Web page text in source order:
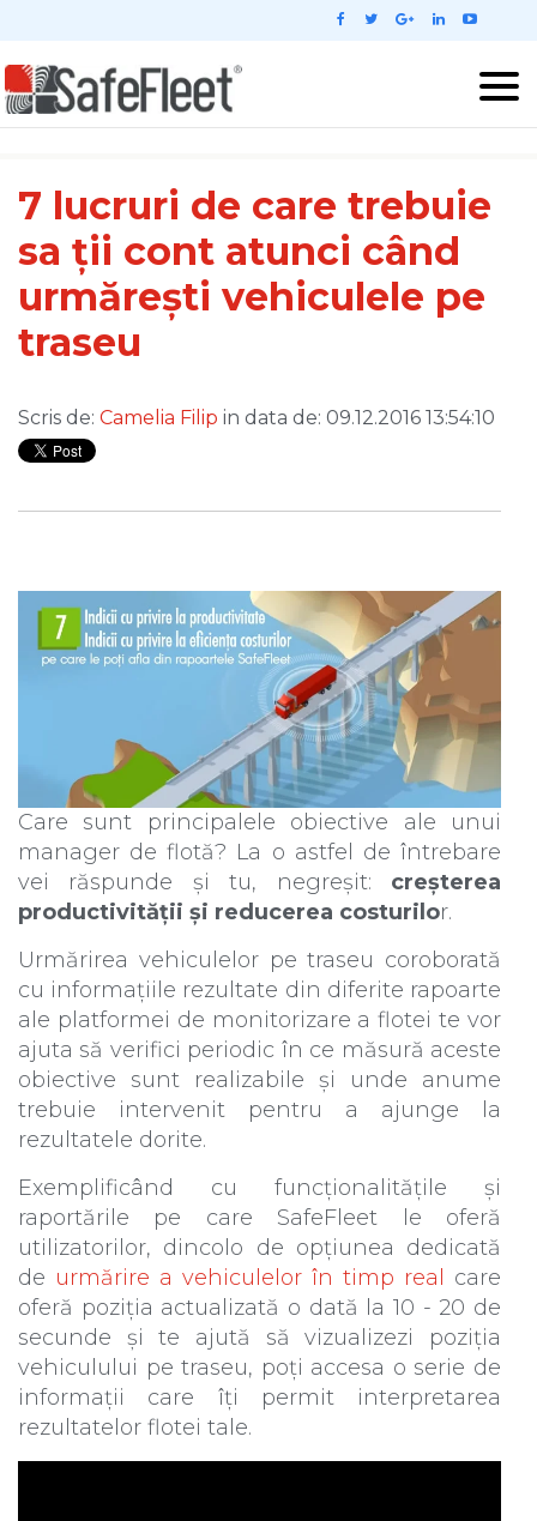
7 lucruri de care trebuie
sa ții cont atunci când
urmărești vehiculele pe
traseu
Scris de: Camelia Filip in data de: 09.12.2016 13:54:10
Care sunt principalele obiective ale unui
manager de flotă? La o astfel de întrebare
vei răspunde și tu, negreșit: creșterea
productivității și reducerea costurilor.
Urmărirea vehiculelor pe traseu coroborată
cu informațiile rezultate din diferite rapoarte
ale platformei de monitorizare a flotei te vor
ajuta să verifici periodic în ce măsură aceste
obiective sunt realizabile și unde anume
trebuie intervenit pentru a ajunge la
rezultatele dorite.
Exemplificând cu funcționalitățile și
raportările pe care SafeFleet le oferă
utilizatorilor, dincolo de opțiunea dedicată
de urmărire a vehiculelor în timp real
care
oferă poziția actualizată o dată la 10 - 20 de
secunde și te ajută să vizualizezi poziția
vehiculului pe traseu, poți accesa o serie de
informații care îți permit interpretarea
rezultatelor flotei tale.